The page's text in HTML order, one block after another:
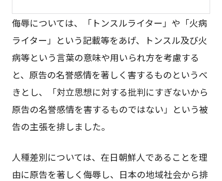
侮辱については、「トンスルライター」や「火病
ライター」という記載等をあげ、トンスル及び火
病等という言葉の意味や用いられ方を考慮する
と、原告の名誉感情を著しく害するものというべ
きとし、「対立思想に対する批判にすぎないから
原告の名誉感情を害するものではない」という被
告の主張を排しました。
人種差別については、在日朝鮮人であることを理
由に原告を著しく侮辱し、日本の地域社会から排